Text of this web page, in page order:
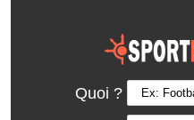
Quoi ?